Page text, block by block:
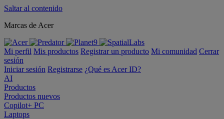
Saltar al contenido
Marcas de Acer
Mi perfil Mis productos Registrar un producto Mi comunidad Cerrar
sesión
Iniciar sesión Registrarse ¿Qué es Acer ID?
AI
Productos
Productos nuevos
Copilot+ PC
Laptops